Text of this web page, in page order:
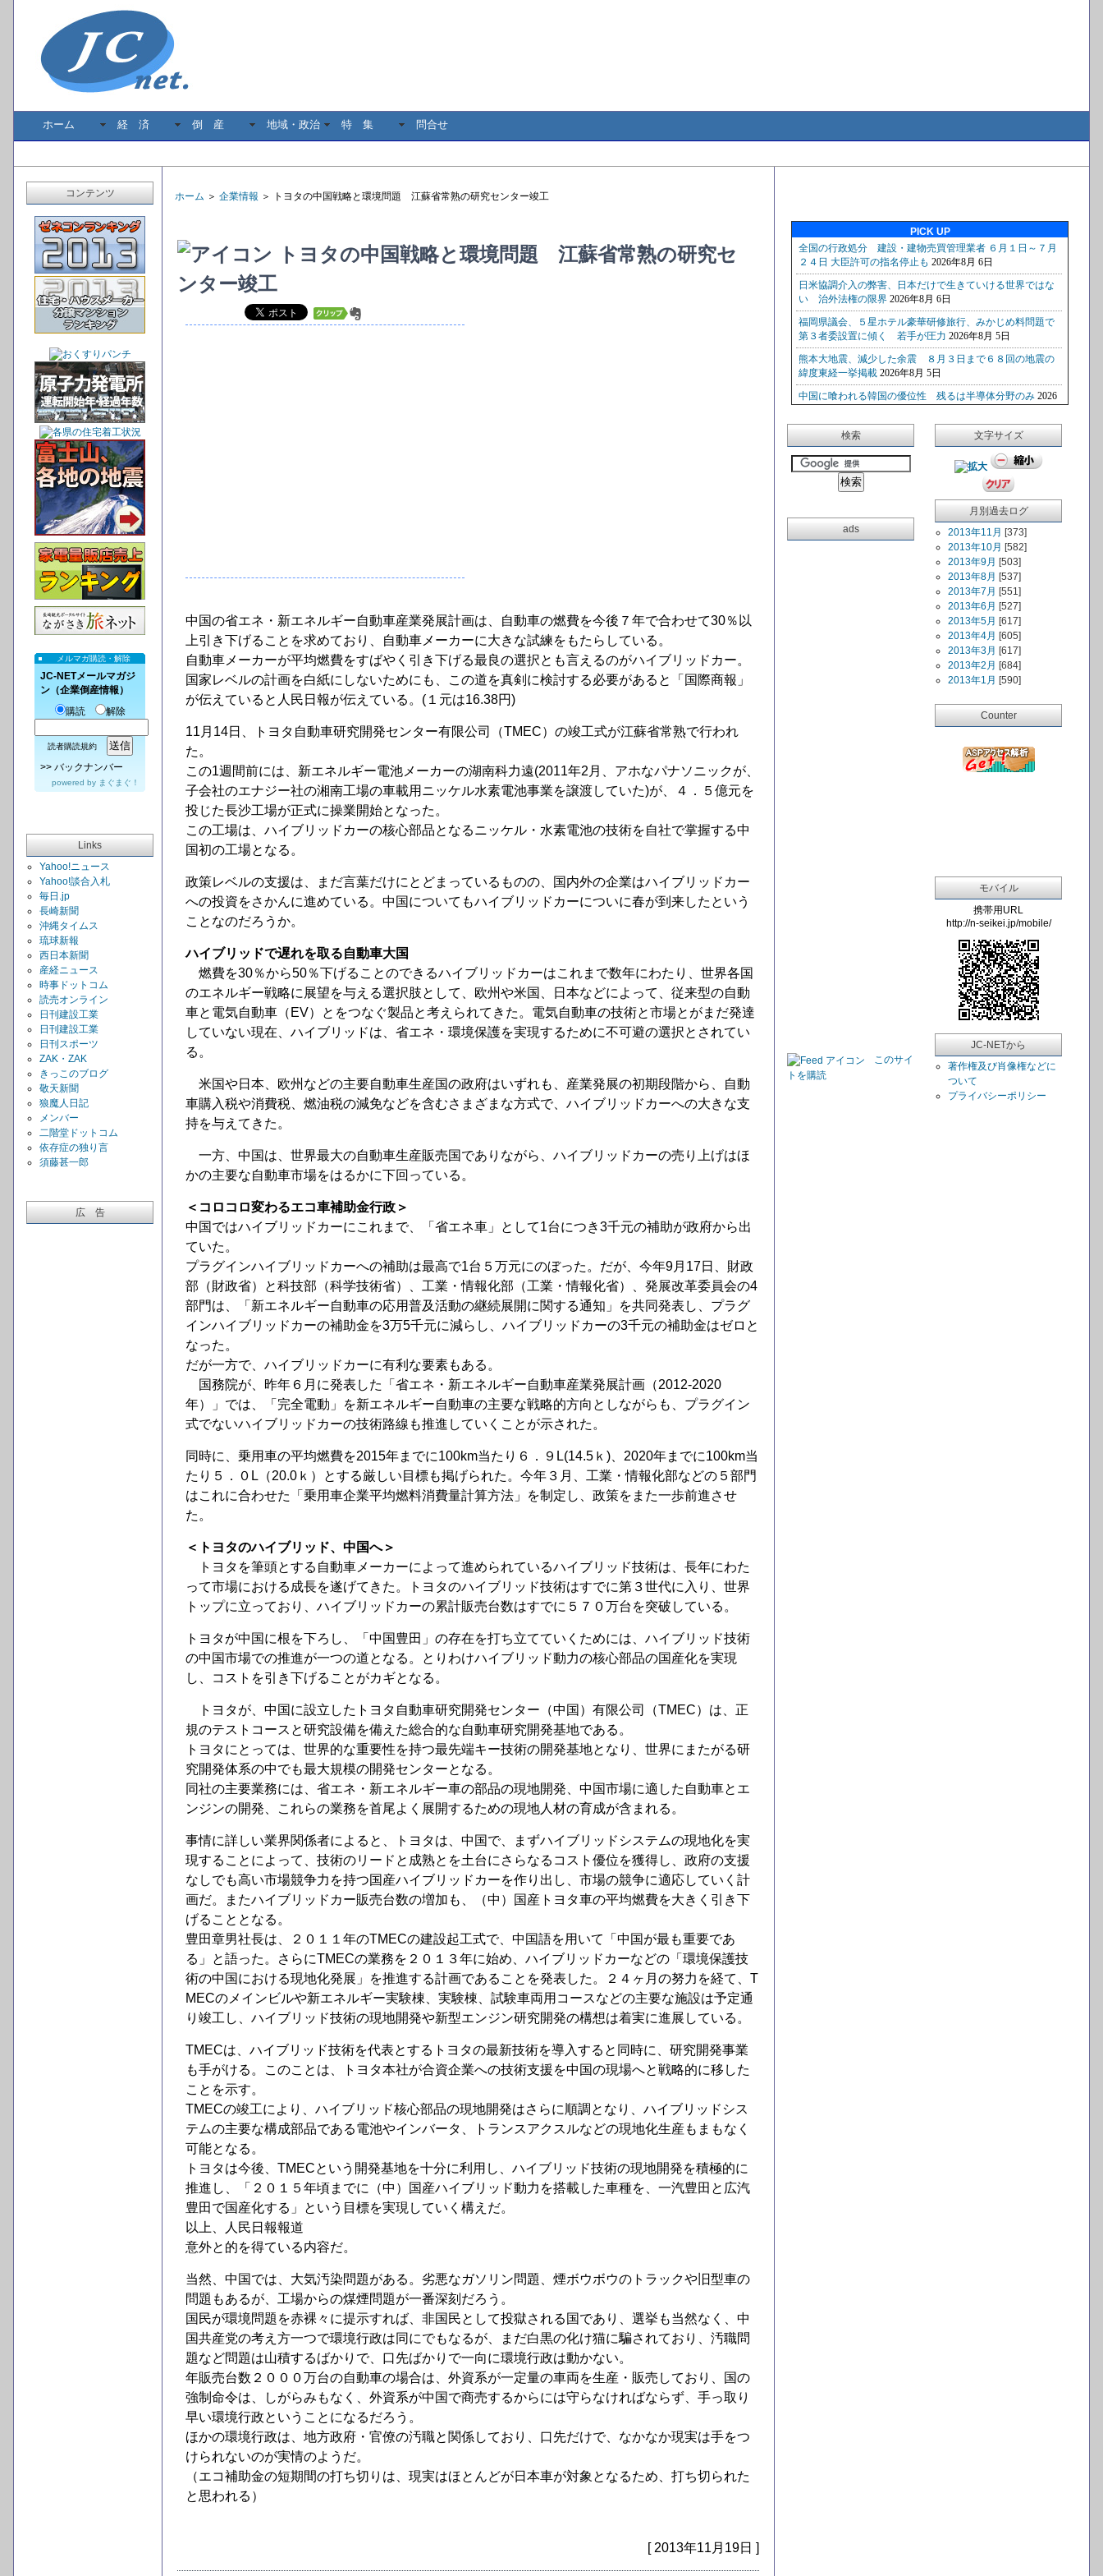
ホーム 経 済 倒 産 地域・政治 特 集 問合せ
コンテンツ
メルマガ購読・解除
JC-NETメールマガジ
ン（企業倒産情報）
購読
解除
読者購読規約
>> バックナンバー
powered by まぐまぐ！
Links
Yahoo!ニュース
Yahoo!談合入札
毎日.jp
長崎新聞
沖縄タイムス
琉球新報
西日本新聞
産経ニュース
時事ドットコム
読売オンライン
日刊建設工業
日刊建設工業
日刊スポーツ
ZAK・ZAK
きっこのブログ
敬天新聞
狼魔人日記
メンバー
二階堂ドットコム
依存症の独り言
須藤甚一郎
広 告
ホーム ＞ 企業情報 ＞ トヨタの中国戦略と環境問題 江蘇省常熟の研究センター竣工
トヨタの中国戦略と環境問題 江蘇省常熟の研究セ
ンター竣工
中国の省エネ・新エネルギー自動車産業発展計画は、自動車の燃費を今後７年で合わせて30％以
上引き下げることを求めており、自動車メーカーに大きな試練をもたらしている。
自動車メーカーが平均燃費をすばやく引き下げる最良の選択とも言えるのがハイブリッドカー。
国家レベルの計画を白紙にしないためにも、この道を真剣に検討する必要があると「国際商報」
が伝えていると人民日報が伝えている。(１元は16.38円)
11月14日、トヨタ自動車研究開発センター有限公司（TMEC）の竣工式が江蘇省常熟で行われ
た。
この1週間前には、新エネルギー電池メーカーの湖南科力遠(2011年2月、アホなパナソニックが、
子会社のエナジー社の湘南工場の車載用ニッケル水素電池事業を譲渡していた)が、４．５億元を
投じた長沙工場が正式に操業開始となった。
この工場は、ハイブリッドカーの核心部品となるニッケル・水素電池の技術を自社で掌握する中
国初の工場となる。
政策レベルの支援は、まだ言葉だけにとどまっているものの、国内外の企業はハイブリッドカー
への投資をさかんに進めている。中国についてもハイブリッドカーについに春が到来したという
ことなのだろうか。
ハイブリッドで遅れを取る自動車大国
燃費を30％から50％下げることのできるハイブリッドカーはこれまで数年にわたり、世界各国
のエネルギー戦略に展望を与える選択肢として、欧州や米国、日本などによって、従来型の自動
車と電気自動車（EV）とをつなぐ製品と考えられてきた。電気自動車の技術と市場とがまだ発達
していない現在、ハイブリッドは、省エネ・環境保護を実現するために不可避の選択とされてい
る。
米国や日本、欧州などの主要自動車生産国の政府はいずれも、産業発展の初期段階から、自動
車購入税や消費税、燃油税の減免などを含むさまざまな方式で、ハイブリッドカーへの大きな支
持を与えてきた。
一方、中国は、世界最大の自動車生産販売国でありながら、ハイブリッドカーの売り上げはほ
かの主要な自動車市場をはるかに下回っている。
＜コロコロ変わるエコ車補助金行政＞
中国ではハイブリッドカーにこれまで、「省エネ車」として1台につき3千元の補助が政府から出
ていた。
プラグインハイブリッドカーへの補助は最高で1台５万元にのぼった。だが、今年9月17日、財政
部（財政省）と科技部（科学技術省）、工業・情報化部（工業・情報化省）、発展改革委員会の4
部門は、「新エネルギー自動車の応用普及活動の継続展開に関する通知」を共同発表し、プラグ
インハイブリッドカーの補助金を3万5千元に減らし、ハイブリッドカーの3千元の補助金はゼロと
なった。
だが一方で、ハイブリッドカーに有利な要素もある。
国務院が、昨年６月に発表した「省エネ・新エネルギー自動車産業発展計画（2012-2020
年）」では、「完全電動」を新エネルギー自動車の主要な戦略的方向としながらも、プラグイン
式でないハイブリッドカーの技術路線も推進していくことが示された。
同時に、乗用車の平均燃費を2015年までに100km当たり６．９L(14.5ｋ)、2020年までに100km当
たり５．０L（20.0ｋ）とする厳しい目標も掲げられた。今年３月、工業・情報化部などの５部門
はこれに合わせた「乗用車企業平均燃料消費量計算方法」を制定し、政策をまた一歩前進させ
た。
＜トヨタのハイブリッド、中国へ＞
トヨタを筆頭とする自動車メーカーによって進められているハイブリッド技術は、長年にわた
って市場における成長を遂げてきた。トヨタのハイブリッド技術はすでに第３世代に入り、世界
トップに立っており、ハイブリッドカーの累計販売台数はすでに５７０万台を突破している。
トヨタが中国に根を下ろし、「中国豊田」の存在を打ち立てていくためには、ハイブリッド技術
の中国市場での推進が一つの道となる。とりわけハイブリッド動力の核心部品の国産化を実現
し、コストを引き下げることがカギとなる。
トヨタが、中国に設立したトヨタ自動車研究開発センター（中国）有限公司（TMEC）は、正
規のテストコースと研究設備を備えた総合的な自動車研究開発基地である。
トヨタにとっては、世界的な重要性を持つ最先端キー技術の開発基地となり、世界にまたがる研
究開発体系の中でも最大規模の開発センターとなる。
同社の主要業務には、省エネ・新エネルギー車の部品の現地開発、中国市場に適した自動車とエ
ンジンの開発、これらの業務を首尾よく展開するための現地人材の育成が含まれる。
事情に詳しい業界関係者によると、トヨタは、中国で、まずハイブリッドシステムの現地化を実
現することによって、技術のリードと成熟とを土台にさらなるコスト優位を獲得し、政府の支援
なしでも高い市場競争力を持つ国産ハイブリッドカーを作り出し、市場の競争に適応していく計
画だ。またハイブリッドカー販売台数の増加も、（中）国産トヨタ車の平均燃費を大きく引き下
げることとなる。
豊田章男社長は、２０１１年のTMECの建設起工式で、中国語を用いて「中国が最も重要であ
る」と語った。さらにTMECの業務を２０１３年に始め、ハイブリッドカーなどの「環境保護技
術の中国における現地化発展」を推進する計画であることを発表した。２４ヶ月の努力を経て、T
MECのメインビルや新エネルギー実験棟、実験棟、試験車両用コースなどの主要な施設は予定通
り竣工し、ハイブリッド技術の現地開発や新型エンジン研究開発の構想は着実に進展している。
TMECは、ハイブリッド技術を代表とするトヨタの最新技術を導入すると同時に、研究開発事業
も手がける。このことは、トヨタ本社が合資企業への技術支援を中国の現場へと戦略的に移した
ことを示す。
TMECの竣工により、ハイブリッド核心部品の現地開発はさらに順調となり、ハイブリッドシス
テムの主要な構成部品である電池やインバータ、トランスアクスルなどの現地化生産もまもなく
可能となる。
トヨタは今後、TMECという開発基地を十分に利用し、ハイブリッド技術の現地開発を積極的に
推進し、「２０１５年頃までに（中）国産ハイブリッド動力を搭載した車種を、一汽豊田と広汽
豊田で国産化する」という目標を実現していく構えだ。
以上、人民日報報道
意外と的を得ている内容だ。
当然、中国では、大気汚染問題がある。劣悪なガソリン問題、煙ボウボウのトラックや旧型車の
問題もあるが、工場からの煤煙問題が一番深刻だろう。
国民が環境問題を赤裸々に提示すれば、非国民として投獄される国であり、選挙も当然なく、中
国共産党の考え方一つで環境行政は同にでもなるが、まだ白黒の化け猫に騙されており、汚職問
題など問題は山積するばかりで、口先ばかりで一向に環境行政は動かない。
年販売台数２０００万台の自動車の場合は、外資系が一定量の車両を生産・販売しており、国の
強制命令は、しがらみもなく、外資系が中国で商売するからには守らなければならず、手っ取り
早い環境行政ということになるだろう。
ほかの環境行政は、地方政府・官僚の汚職と関係しており、口先だけで、なかなか現実は手をつ
けられないのが実情のようだ。
（エコ補助金の短期間の打ち切りは、現実はほとんどが日本車が対象となるため、打ち切られた
と思われる）
[ 2013年11月19日 ]
PICK UP
検索
ads
このサイ
トを購読
文字サイズ
月別過去ログ
2013年11月 [373]
2013年10月 [582]
2013年9月 [503]
2013年8月 [537]
2013年7月 [551]
2013年6月 [527]
2013年5月 [617]
2013年4月 [605]
2013年3月 [617]
2013年2月 [684]
2013年1月 [590]
Counter
モバイル
携帯用URL
http://n-seikei.jp/mobile/
JC-NETから
著作権及び肖像権などに
ついて
プライバシーポリシー